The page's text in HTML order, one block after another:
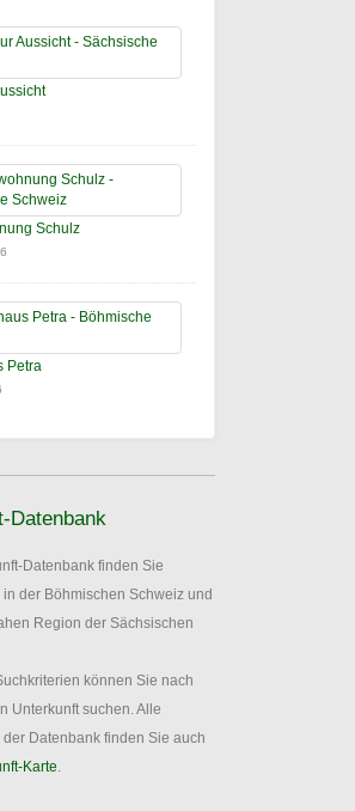
Schulz
Petra
Datenbank
Datenbank finden Sie
in der Böhmischen Schweiz und
Region der Sächsischen
können Sie nach
Unterkunft suchen. Alle
der Datenbank finden Sie auch
Karte.